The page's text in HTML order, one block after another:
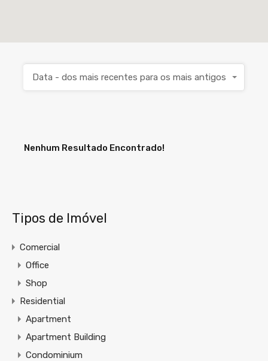
Data - dos mais recentes para os mais antigos
Nenhum Resultado Encontrado!
Tipos de Imóvel
Comercial
Office
Shop
Residential
Apartment
Apartment Building
Condominium